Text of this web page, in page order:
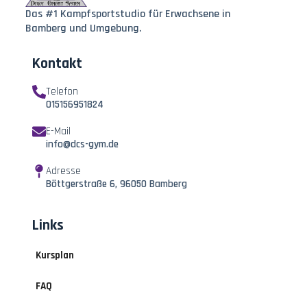
Das #1 Kampfsportstudio für Erwachsene in
Bamberg und Umgebung.
Links
Kursplan
FAQ
Kontakt
Telefon
015156951824
E-Mail
info@dcs-gym.de
Adresse
Böttgerstraße 6, 96050 Bamberg